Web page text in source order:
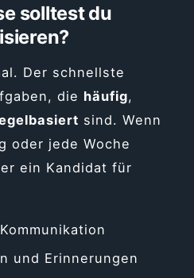
solltest du
Der schnellste
die häufig,
sind. Wenn
oder jede Woche
ein Kandidat für
und Erinnerungen